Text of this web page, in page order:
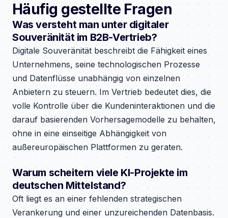
Häufig gestellte Fragen
Was versteht man unter digitaler
Souveränität im B2B-Vertrieb?
Digitale Souveränität beschreibt die Fähigkeit eines
Unternehmens, seine technologischen Prozesse
und Datenflüsse unabhängig von einzelnen
Anbietern zu steuern. Im Vertrieb bedeutet dies, die
volle Kontrolle über die Kundeninteraktionen und die
darauf basierenden Vorhersagemodelle zu behalten,
ohne in eine einseitige Abhängigkeit von
außereuropäischen Plattformen zu geraten.
Warum scheitern viele KI-Projekte im
deutschen Mittelstand?
Oft liegt es an einer fehlenden strategischen
Verankerung und einer unzureichenden Datenbasis.